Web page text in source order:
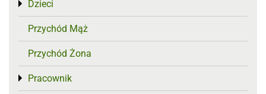
Dzieci
Toggle menu
Przychód Mąż
Przychód Żona
Pracownik
Toggle menu